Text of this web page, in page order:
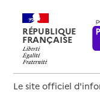
RÉPUBLIQUE
FRANÇAISE
Le site officiel